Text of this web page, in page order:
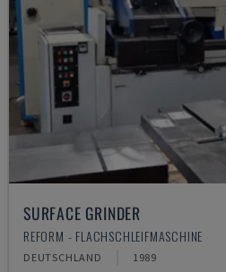
SURFACE GRINDER
REFORM - FLACHSCHLEIFMASCHINE
DEUTSCHLAND 1989